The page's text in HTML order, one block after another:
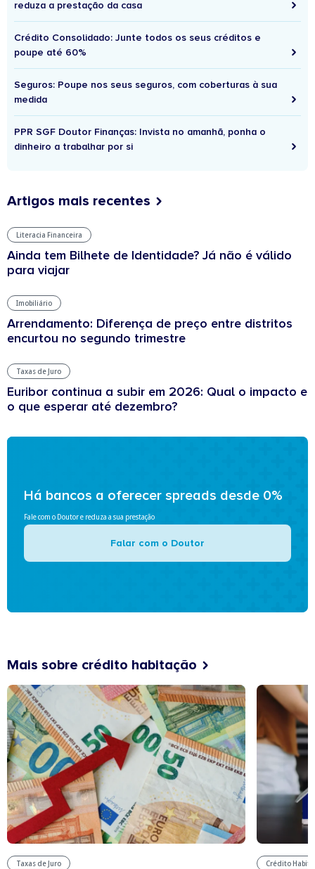
reduza a prestação da casa
Crédito Consolidado: Junte todos os seus créditos e
poupe até 60%
Seguros: Poupe nos seus seguros, com coberturas à sua
medida
PPR SGF Doutor Finanças: Invista no amanhã, ponha o
dinheiro a trabalhar por si
Artigos mais recentes
Literacia Financeira
Ainda tem Bilhete de Identidade? Já não é válido
para viajar
Imobiliário
Arrendamento: Diferença de preço entre distritos
encurtou no segundo trimestre
Taxas de Juro
Euribor continua a subir em 2026: Qual o impacto e
o que esperar até dezembro?
Há bancos a oferecer spreads desde 0%
Fale com o Doutor e reduza a sua prestação
Falar com o Doutor
Mais sobre crédito habitação
Taxas de Juro Crédito